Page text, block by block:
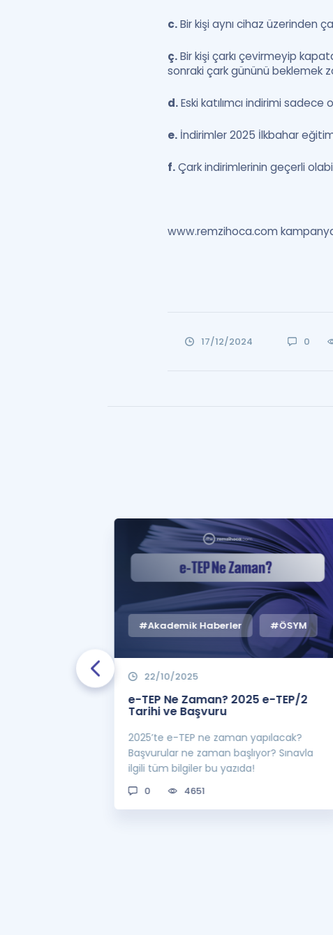
c.Bir kişi aynı cihaz üzerinden
ç.Bir kişi çarkı çevirmeyip
sonraki çark gününü beklemek
d.Eski katılımcı indirimi
e. İndirimler 2025 İlkbahar
f.Çark indirimlerinin geçerli
www.remzihoca.com
17/12/2024 0
#Akademik Haberler #ÖSYM
22/10/2025
e-TEP Ne Zaman? 2025 e-TEP/2
Tarihi ve Başvuru
2025’te e-TEP ne zaman yapılacak?
Başvurular ne zaman başlıyor? Sınavla
ilgili tüm bilgiler bu yazıda!
0 4651